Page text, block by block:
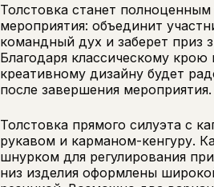
Толстовка станет
мероприятия: объединит
командный дух и заберет приз
Благодаря классическому
креативному дизайну будет
после завершения мероприятия.
Толстовка прямого силуэта с
рукавом и карманом-кенгуру.
шнурком для регулирования
низ изделия оформлены